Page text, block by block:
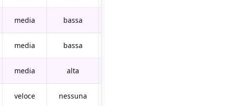
media bassa
media bassa
media alta
veloce nessuna